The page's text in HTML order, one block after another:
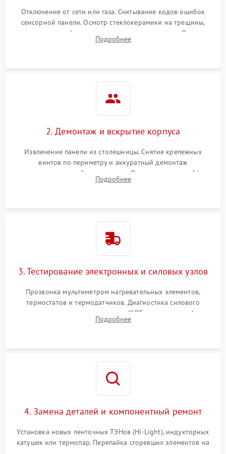
Отключение от сети или газа. Считывание кодов ошибок
сенсорной панели. Осмотр стеклокерамики на трещины,
проверка конфорок на равномерность нагрева. Опрос
клиента о симптомах (не включается, не видит посуду,
Подробнее
2. Демонтаж и вскрытие корпуса
Извлечение панели из столешницы. Снятие крепежных
винтов по периметру и аккуратный демонтаж
стеклокерамической поверхности. Отсоединение шлейфов
сенсорного блока для доступа к силовым платам, катушкам
Подробнее
3. Тестирование электронных и силовых узлов
Прозвонка мультиметром нагревательных элементов,
термостатов и термодатчиков. Диагностика силового
модуля, реле, диодных мостов и IGBT-транзисторов (для
индукции). Проверка кранов и газ-контроля (для газовых
Подробнее
4. Замена деталей и компонентный ремонт
Установка новых ленточных ТЭНов (Hi-Light), индукторных
катушек или термопар. Перепайка сгоревших элементов на